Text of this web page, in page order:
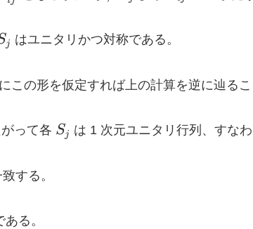
s_j
j はユニタリかつ対称である。
この形を仮定すれば上の計算を逆に辿る
って各 S_j
Sj は 1 次元ユニタリ行列、すな
する。
る。